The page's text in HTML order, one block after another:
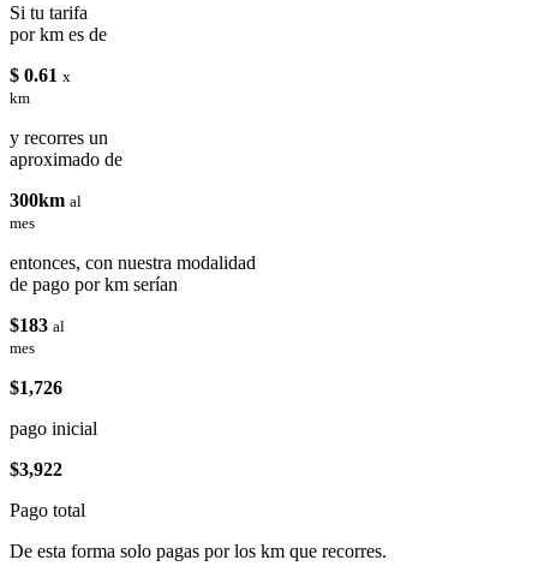
Si tu tarifa
por km es de
$ 0.61 x
km
y recorres un
aproximado de
300km al
mes
entonces, con nuestra modalidad
de pago por km serían
$183 al
mes
$1,726
pago inicial
$3,922
Pago total
De esta forma solo pagas por los km que recorres.